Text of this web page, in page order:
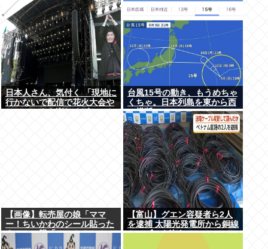
日本人さん、気付く 「現地に
行かないで配信で花火大会や
台風15号の動き、もうめちゃ
くちゃ。日本列島を東から西
に横断
【画像】転売屋の娘「ママ
ー！ちいかわのシール貼った
よー！」親「！！！！！！」
【富山】グエン容疑者ら2人
を逮捕 太陽光発電所から銅線
ケーブルを盗む